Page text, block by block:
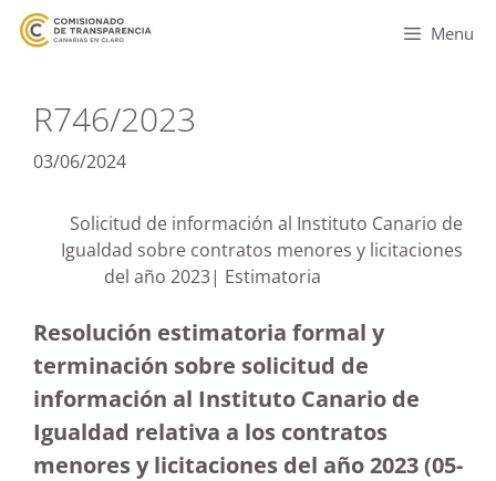
Menu
R746/2023
03/06/2024
Solicitud de información al Instituto Canario de
Igualdad sobre contratos menores y licitaciones
del año 2023| Estimatoria
Resolución estimatoria formal y
terminación sobre solicitud de
información al Instituto Canario de
Igualdad relativa a los contratos
menores y licitaciones del año 2023(05-